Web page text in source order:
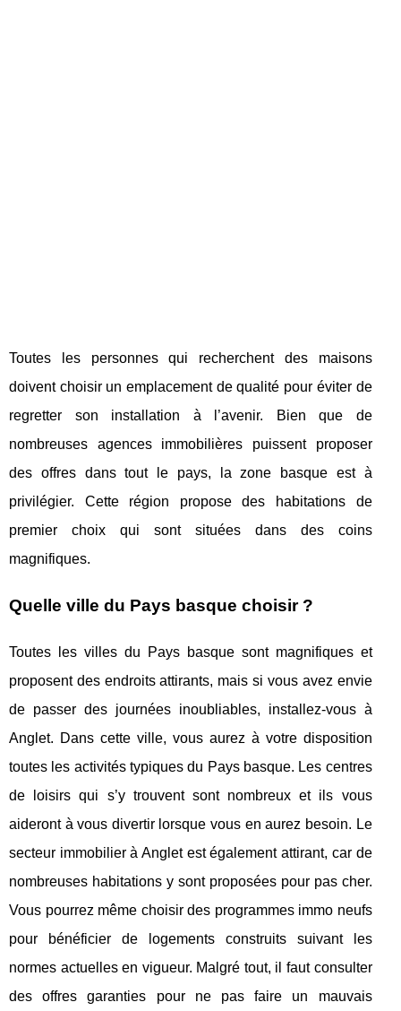
Toutes les personnes qui recherchent des maisons
doivent choisir un emplacement de qualité pour éviter de
regretter son installation à l’avenir. Bien que de
nombreuses agences immobilières puissent proposer
des offres dans tout le pays, la zone basque est à
privilégier. Cette région propose des habitations de
premier choix qui sont situées dans des coins
magnifiques.
Quelle ville du Pays basque choisir ?
Toutes les villes du Pays basque sont magnifiques et
proposent des endroits attirants, mais si vous avez envie
de passer des journées inoubliables, installez-vous à
Anglet. Dans cette ville, vous aurez à votre disposition
toutes les activités typiques du Pays basque. Les centres
de loisirs qui s’y trouvent sont nombreux et ils vous
aideront à vous divertir lorsque vous en aurez besoin. Le
secteur immobilier à Anglet est également attirant, car de
nombreuses habitations y sont proposées pour pas cher.
Vous pourrez même choisir des programmes immo neufs
pour bénéficier de logements construits suivant les
normes actuelles en vigueur. Malgré tout, il faut consulter
des offres garanties pour ne pas faire un mauvais